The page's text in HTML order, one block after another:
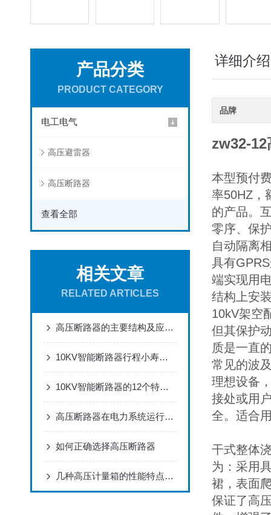
产品分类
PRODUCT CATEGORY
电工电气
高压避雷器
高压断路器
查看全部
相关文章
RELATED ARTICLES
高压断路器的主要结构及应用介绍
10KV智能断路器行程小寿命长
10KV智能断路器的12个特点介绍
高压断路器在电力系统运行中的保护与调控作用
如何正确选择高压断路器
几种高压计量箱的性能特点介绍
详细介绍
品牌
zw32-
本型预付
率50HZ，
的产品。
零序、保
自动隔离
具有
端实现用
结构上安
10kV架空
但其保护
质是一直
常见的波
理想设备
接处或用
全。适合
干式整体
为：采用
裙，表面
保证了高